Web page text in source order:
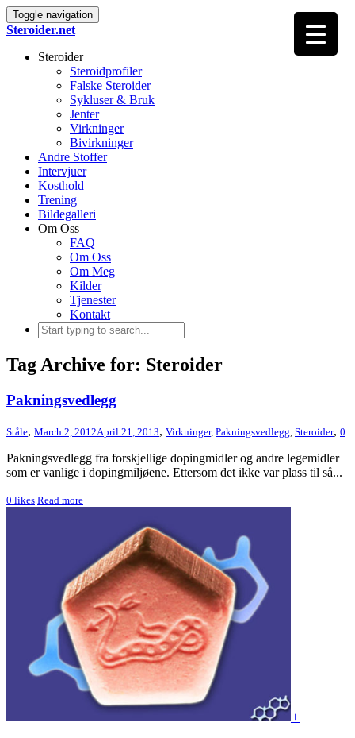
Toggle navigation
Steroider.net
Steroider
Steroidprofiler
Falske Steroider
Sykluser & Bruk
Jenter
Virkninger
Bivirkninger
Andre Stoffer
Intervjuer
Kosthold
Trening
Bildegalleri
Om Oss
FAQ
Om Oss
Om Meg
Kilder
Tjenester
Kontakt
Tag Archive for: Steroider
Pakningsvedlegg
Ståle, March 2, 2012April 21, 2013, Virkninger, Pakningsvedlegg Steroider, 0
Pakningsvedlegg fra forskjellige dopingmidler og andre legemidler
som er vanlige i dopingmiljøene. Ettersom det ikke var plass til så...
0 likes Read more
+